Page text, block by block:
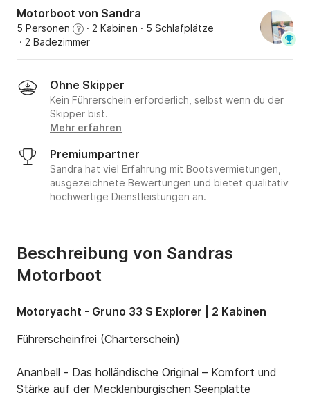
Motorboot von Sandra
5 Personen ? · 2 Kabinen · 5 Schlafplätze
· 2 Badezimmer
Ohne Skipper
Kein Führerschein erforderlich, selbst wenn du der
Skipper bist.
Mehr erfahren
Premiumpartner
Sandra hat viel Erfahrung mit Bootsvermietungen,
ausgezeichnete Bewertungen und bietet qualitativ
hochwertige Dienstleistungen an.
Beschreibung von Sandras
Motorboot
Motoryacht - Gruno 33 S Explorer | 2 Kabinen
Führerscheinfrei (Charterschein)
Ananbell - Das holländische Original – Komfort und
Stärke auf der Mecklenburgischen Seenplatte